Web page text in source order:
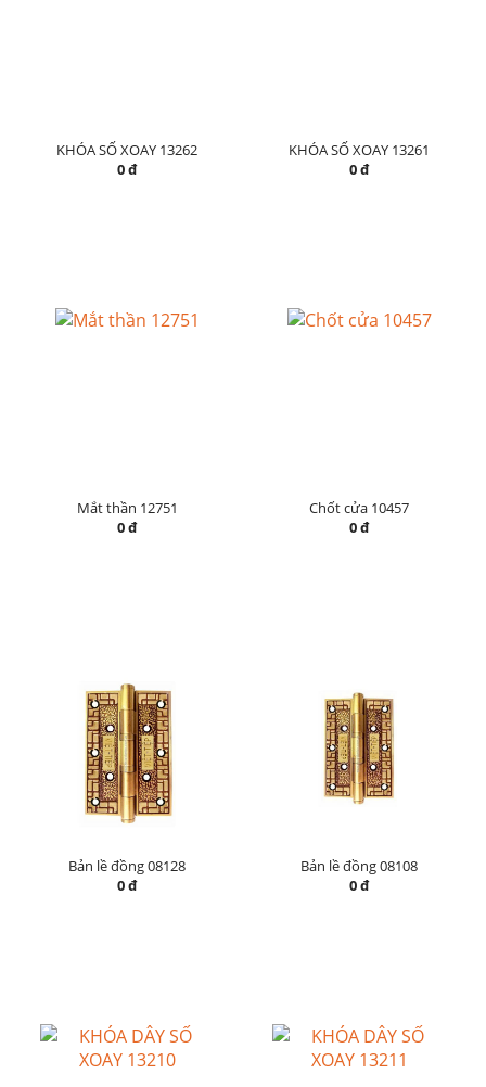
KHÓA SỐ XOAY 13262
0 đ
KHÓA SỐ XOAY 13261
0 đ
Mắt thần 12751
0 đ
Chốt cửa 10457
0 đ
Bản lề đồng 08128
0 đ
Bản lề đồng 08108
0 đ